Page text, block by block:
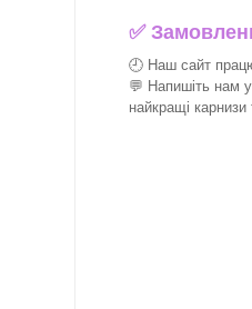
✅
🕘 Наш сайт
💬 Напишіть нам у
найкращі карнизи